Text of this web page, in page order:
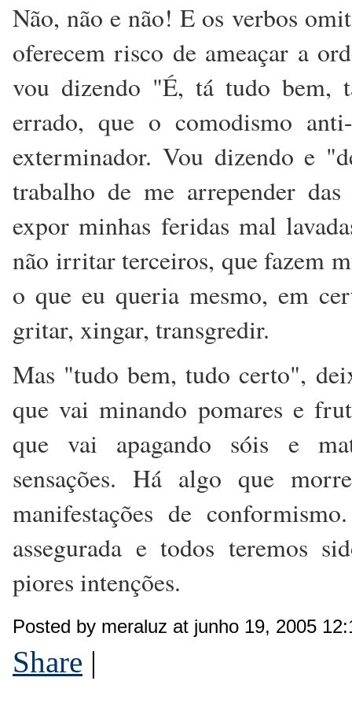
Não, não e não! E os verbos
oferecem risco de ameaçar a
vou dizendo "É, tá tudo bem,
errado, que o comodismo
exterminador. Vou dizendo e
trabalho de me arrepender
expor minhas feridas mal
não irritar terceiros, que fazem
o que eu queria mesmo, em
gritar, xingar, transgredir.
Mas "tudo bem, tudo certo",
que vai minando pomares e
que vai apagando sóis e
sensações. Há algo que
manifestações de
assegurada e todos teremos
piores intenções.
Posted by meraluz at junho 19, 2005
Share |